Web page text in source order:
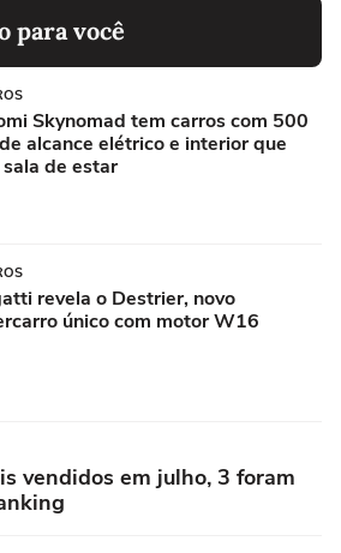
para você
Skynomad tem carros com 500
alcance elétrico e interior que
de estar
revela o Destrier, novo
único com motor W16
vendidos em julho, 3 foram